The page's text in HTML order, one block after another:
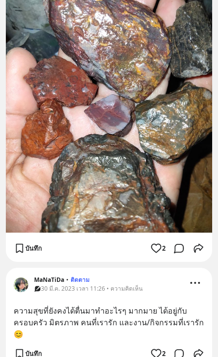
บันทึก 2
MaNaTiDa • ติดตาม
30 มี.ค. 2023 เวลา 11:26 • ความคิดเห็น
ความสุขที่ยังคงได้ตื่นมาทำอะไรๆ มากมาย ได้อยู่กับ
ครอบครัว มิตรภาพ คนที่เรารัก และงาน/กิจกรรมที่เรารัก
😊
บันทึก 2